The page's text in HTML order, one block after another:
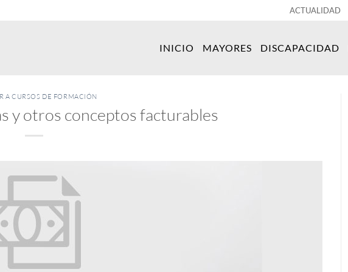
ACTUALIDAD
INICIO MAYORES DISCAPACIDAD
A CURSOS DE FORMACIÓN
y otros conceptos facturables